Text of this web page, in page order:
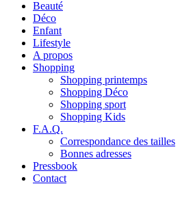
Beauté
Déco
Enfant
Lifestyle
A propos
Shopping
Shopping printemps
Shopping Déco
Shopping sport
Shopping Kids
F.A.Q.
Correspondance des tailles
Bonnes adresses
Pressbook
Contact